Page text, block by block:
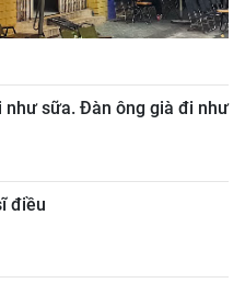
như sữa. Đàn ông già đi như
điều